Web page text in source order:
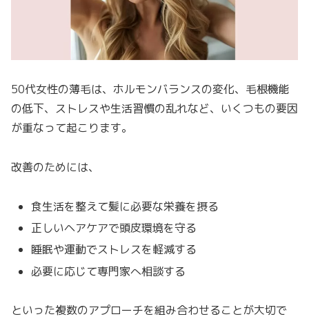
50代女性の薄毛は、ホルモンバランスの変化、毛根機能
の低下、ストレスや生活習慣の乱れなど、いくつもの要因
が重なって起こります。
改善のためには、
食生活を整えて髪に必要な栄養を摂る
正しいヘアケアで頭皮環境を守る
睡眠や運動でストレスを軽減する
必要に応じて専門家へ相談する
といった複数のアプローチを組み合わせることが大切で